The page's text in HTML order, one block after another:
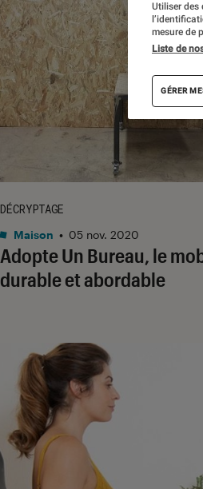
Adopte Un Bureau, le
durable et abordable
DÉCRYPTAGE
Maison • 05 nov. 2020
Utiliser des
mesure de
Liste de
GÉRER